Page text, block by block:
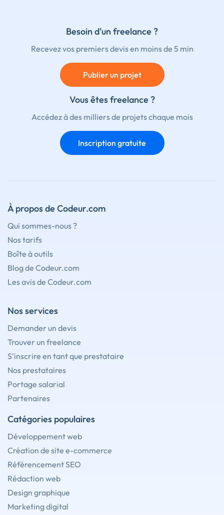
Besoin d'un freelance ?
Recevez vos premiers devis en moins de 5 min
Publier un projet
Vous êtes freelance ?
Accédez à des milliers de projets chaque mois
Inscription gratuite
À propos de Codeur.com
Qui sommes-nous ?
Nos tarifs
Boîte à outils
Blog de Codeur.com
Les avis de Codeur.com
Nos services
Demander un devis
Trouver un freelance
S'inscrire en tant que prestataire
Nos prestataires
Portage salarial
Partenaires
Catégories populaires
Développement web
Création de site e-commerce
Référencement SEO
Rédaction web
Design graphique
Marketing digital